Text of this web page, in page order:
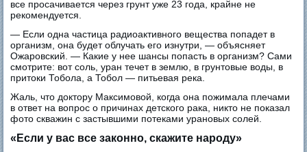
все просачивается через грунт уже 23 года, крайне не
рекомендуется.
— Если одна частица радиоактивного вещества попадет в
организм, она будет облучать его изнутри, — объясняет
Ожаровский. — Какие у нее шансы попасть в организм? Сами
смотрите: вот соль, уран течет в землю, в грунтовые воды, в
притоки Тобола, а Тобол — питьевая река.
Жаль, что доктору Максимовой, когда она пожимала плечами
в ответ на вопрос о причинах детского рака, никто не показал
фото скважин с застывшими потеками урановых солей.
«Если у вас все законно, скажите народу»